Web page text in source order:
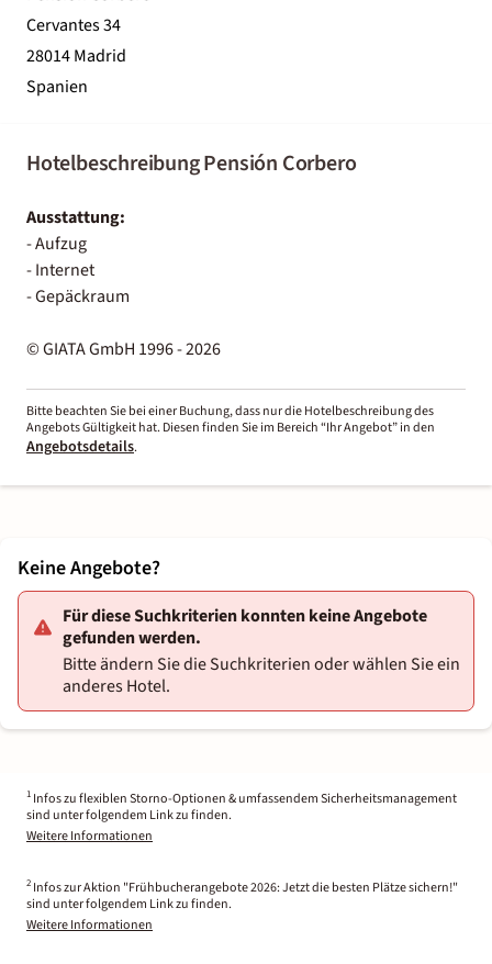
Cervantes 34
28014 Madrid
Spanien
Hotelbeschreibung Pensión Corbero
Ausstattung:
- Aufzug
- Internet
- Gepäckraum
© GIATA GmbH 1996 - 2026
Bitte beachten Sie bei einer Buchung, dass nur die Hotelbeschreibung des
Angebots Gültigkeit hat. Diesen finden Sie im Bereich “Ihr Angebot” in den
Angebotsdetails.
Keine Angebote?
Für diese Suchkriterien konnten keine Angebote
gefunden werden.
Bitte ändern Sie die Suchkriterien oder wählen Sie ein
anderes Hotel.
1 Infos zu flexiblen Storno-Optionen & umfassendem Sicherheitsmanagement
sind unter folgendem Link zu finden.
Weitere Informationen
2 Infos zur Aktion "Frühbucherangebote 2026: Jetzt die besten Plätze sichern!"
sind unter folgendem Link zu finden.
Weitere Informationen